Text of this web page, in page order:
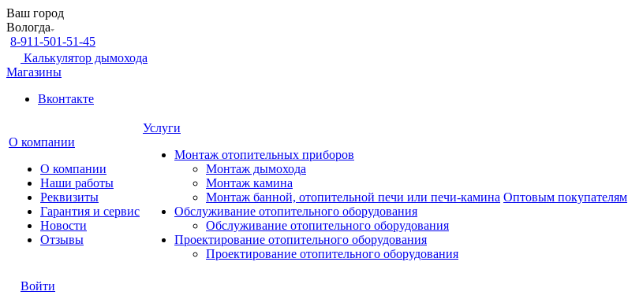
Ваш город
Вологда
8-911-501-51-45
Калькулятор дымохода
Магазины
Вконтакте
О компании
О компании
Наши работы
Реквизиты
Гарантия и сервис
Новости
Отзывы
Услуги
Монтаж отопительных приборов
Монтаж дымохода
Монтаж камина
Монтаж банной, отопительной печи или печи-камина
Обслуживание отопительного оборудования
Обслуживание отопительного оборудования
Проектирование отопительного оборудования
Проектирование отопительного оборудования
Оптовым покупателям
Войти